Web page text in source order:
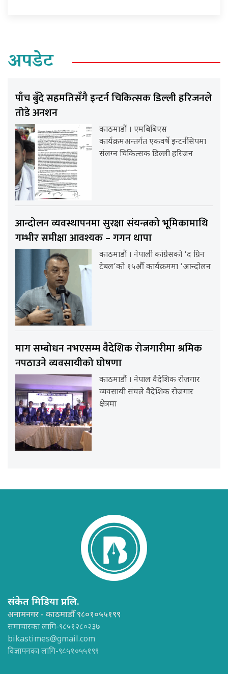
अपडेट
पाँच बुँदे सहमतिसँगै इन्टर्न चिकित्सक डिल्ली हरिजनले
तोडे अनशन
काठमाडौं । एमबिबिएस
कार्यक्रमअन्तर्गत एकवर्षे इन्टर्नसिपमा
संलग्न चिकित्सक डिल्ली हरिजन
आन्दोलन व्यवस्थापनमा सुरक्षा संयन्त्रको भूमिकामाथि
गम्भीर समीक्षा आवश्यक – गगन थापा
काठमाडौं । नेपाली कांग्रेसको ‘द ग्रिन
टेबल’को १५औँ कार्यक्रममा ‘आन्दोलन
माग सम्बोधन नभएसम्म वैदेशिक रोजगारीमा श्रमिक
नपठाउने व्यवसायीको घोषणा
काठमाडौंं । नेपाल वैदेशिक रोजगार
व्यवसायी संघले वैदेशिक रोजगार
क्षेत्रमा
संकेत मिडिया प्रा.लि.
अनामनगर - काठमाडौँ ९८०१०५५१९९
समाचारका लागि-९८५१२८०२३७
bikastimes@gmail.com
विज्ञापनका लागि-९८५१०५५१९९